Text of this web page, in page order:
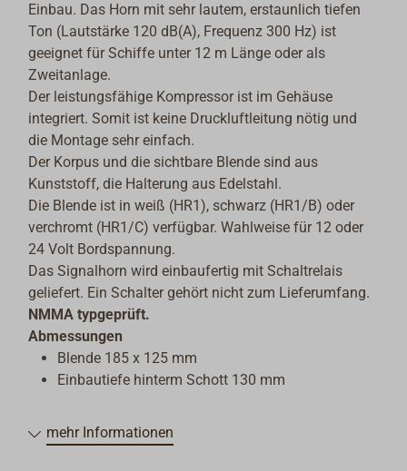
Einbau. Das Horn mit sehr lautem, erstaunlich tiefen
Ton (Lautstärke 120 dB(A), Frequenz 300 Hz) ist
geeignet für Schiffe unter 12 m Länge oder als
Zweitanlage.
Der leistungsfähige Kompressor ist im Gehäuse
integriert. Somit ist keine Druckluftleitung nötig und
die Montage sehr einfach.
Der Korpus und die sichtbare Blende sind aus
Kunststoff, die Halterung aus Edelstahl.
Die Blende ist in weiß (HR1), schwarz (HR1/B) oder
verchromt (HR1/C) verfügbar. Wahlweise für 12 oder
24 Volt Bordspannung.
Das Signalhorn wird einbaufertig mit Schaltrelais
geliefert. Ein Schalter gehört nicht zum Lieferumfang.
NMMA typgeprüft.
Abmessungen
Blende 185 x 125 mm
Einbautiefe hinterm Schott 130 mm
mehr Informationen